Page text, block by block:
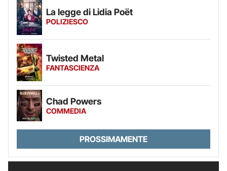
La legge di Lidia Poët
POLIZIESCO
Twisted Metal
FANTASCIENZA
Chad Powers
COMMEDIA
PROSSIMAMENTE